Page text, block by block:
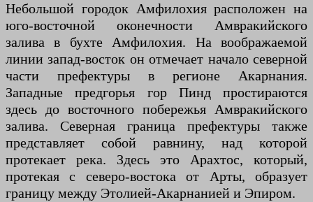
Небольшой городок Амфилохия расположен на
юго-восточной оконечности Амвракийского
залива в бухте Амфилохия. На воображаемой
линии запад-восток он отмечает начало северной
части префектуры в регионе Акарнания.
Западные предгорья гор Пинд простираются
здесь до восточного побережья Амвракийского
залива. Северная граница префектуры также
представляет собой равнину, над которой
протекает река. Здесь это Арахтос, который,
протекая с северо-востока от Арты, образует
границу между Этолией-Акарнанией и Эпиром.